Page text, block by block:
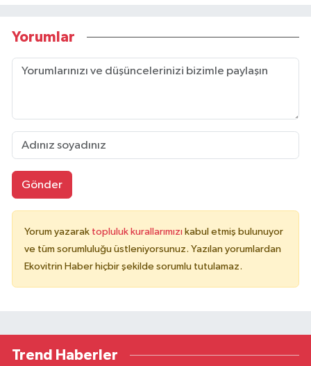
Yorumlar
Gönder
Yorum yazarak topluluk kurallarımızı kabul etmiş bulunuyor
ve tüm sorumluluğu üstleniyorsunuz. Yazılan yorumlardan
Ekovitrin Haber hiçbir şekilde sorumlu tutulamaz.
Trend Haberler